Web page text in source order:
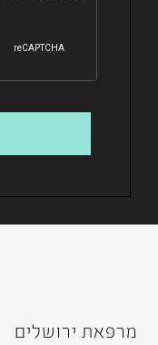
מרפאת ירושלים